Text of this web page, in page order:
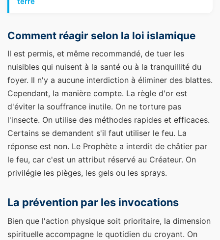
Comment réagir selon la loi islamique
Il est permis, et même recommandé, de tuer les
nuisibles qui nuisent à la santé ou à la tranquillité du
foyer. Il n'y a aucune interdiction à éliminer des blattes.
Cependant, la manière compte. La règle d'or est
d'éviter la souffrance inutile. On ne torture pas
l'insecte. On utilise des méthodes rapides et efficaces.
Certains se demandent s'il faut utiliser le feu. La
réponse est non. Le Prophète a interdit de châtier par
le feu, car c'est un attribut réservé au Créateur. On
privilégie les pièges, les gels ou les sprays.
La prévention par les invocations
Bien que l'action physique soit prioritaire, la dimension
spirituelle accompagne le quotidien du croyant. On